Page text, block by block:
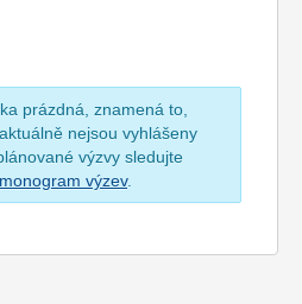
prázdná, znamená to,
nejsou vyhlášeny
výzvy sledujte
výzev.